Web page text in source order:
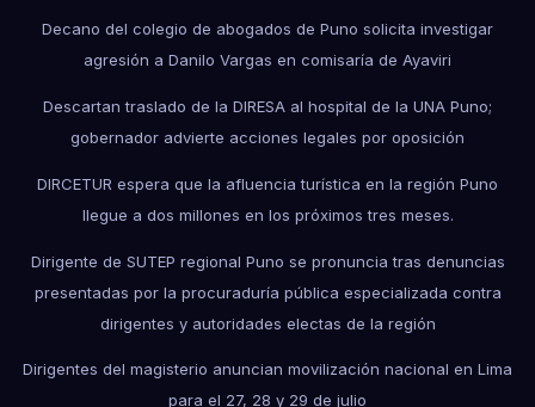
Decano del colegio de abogados de Puno solicita investigar
agresión a Danilo Vargas en comisaría de Ayaviri
Descartan traslado de la DIRESA al hospital de la UNA Puno;
gobernador advierte acciones legales por oposición
DIRCETUR espera que la afluencia turística en la región Puno
llegue a dos millones en los próximos tres meses.
Dirigente de SUTEP regional Puno se pronuncia tras denuncias
presentadas por la procuraduría pública especializada contra
dirigentes y autoridades electas de la región
Dirigentes del magisterio anuncian movilización nacional en Lima
para el 27, 28 y 29 de julio